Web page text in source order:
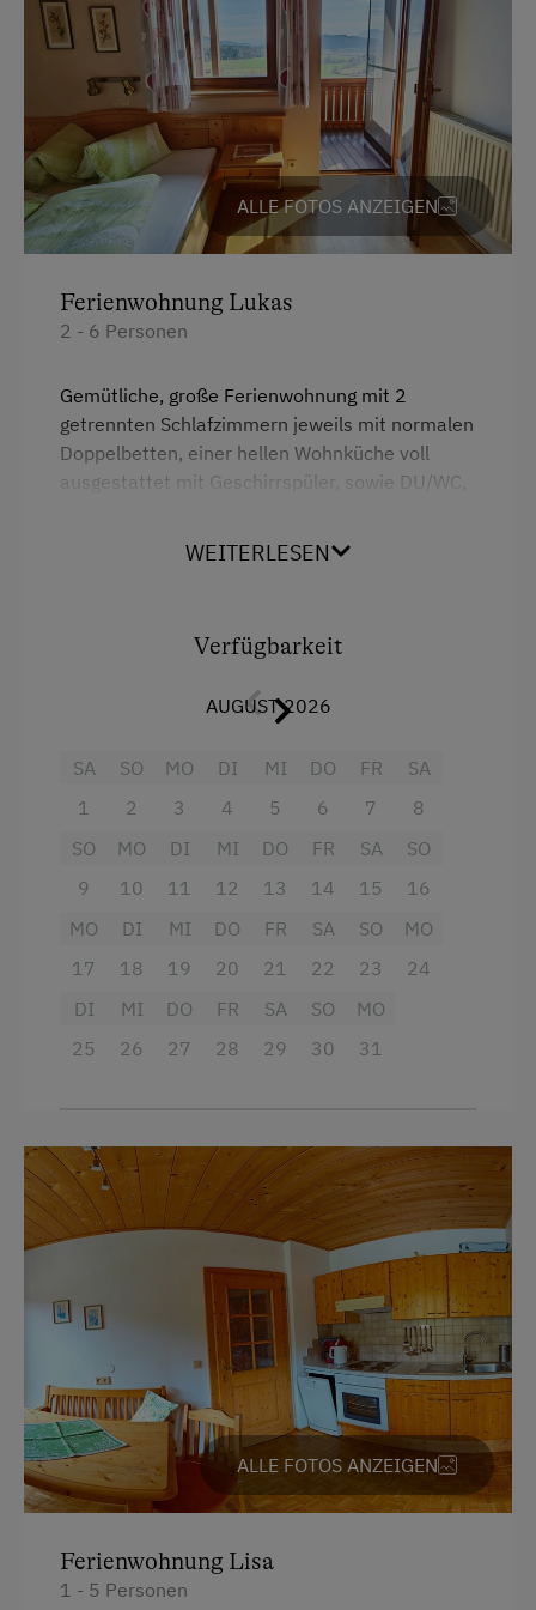
ALLE FOTOS ANZEIGEN
Ferienwohnung Lukas
2 - 6 Personen
Gemütliche, große Ferienwohnung mit 2
getrennten Schlafzimmern jeweils mit normalen
Doppelbetten, einer hellen Wohnküche voll
ausgestattet mit Geschirrspüler, sowie DU/WC,
übers ganze Glantal, sehr ruhig.
Aussicht auf eine Berglandschaft
Balkon/Terrasse
Fernseher
Küche
Kühlschrank
Haupthaus
Doppelbett (Kingsize)
WEITERLESEN
Verfügbarkeit
AUGUST 2026
SA
1
SO
2
MO
3
DI
4
MI
5
DO
6
FR
7
SA
8
SO
9
MO
10
DI
11
MI
12
DO
13
FR
14
SA
15
SO
16
MO
17
DI
18
MI
19
DO
20
FR
21
SA
22
SO
23
MO
24
DI
25
MI
26
DO
27
FR
28
SA
29
SO
30
MO
31
ALLE FOTOS ANZEIGEN
Ferienwohnung Lisa
1 - 5 Personen